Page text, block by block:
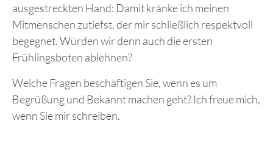
ausgestreckten Hand: Damit kränke ich meinen
Mitmenschen zutiefst, der mir schließlich respektvoll
begegnet. Würden wir denn auch die ersten
Frühlingsboten ablehnen?
Welche Fragen beschäftigen Sie, wenn es um
Begrüßung und Bekannt machen geht? Ich freue mich,
wenn Sie mir schreiben.